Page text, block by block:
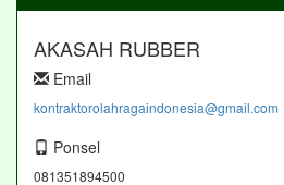
AKASAH RUBBER
Email
kontraktorolahragaindonesia@gmail.com
Ponsel
081351894500